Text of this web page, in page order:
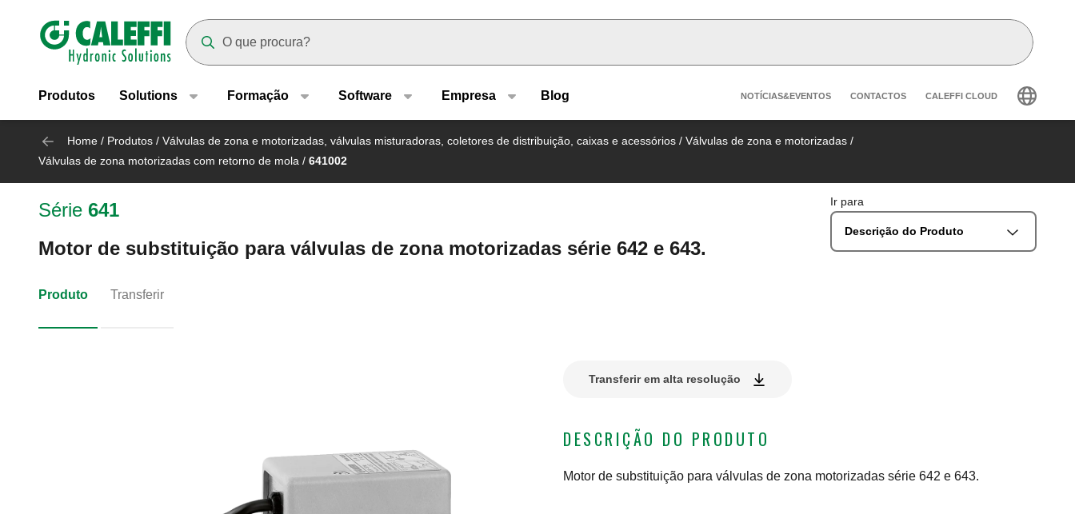
Header main navigation
Produtos Solutions Formação Software Empresa Blog Header secondary navigation
NOTÍCIAS&EVENTOS CONTACTOS CALEFFI CLOUD
Home / Produtos / Válvulas de zona e motorizadas, válvulas misturadoras, coletores de distribuição, caixas e acessórios / Válvulas de zona e motorizadas /
Válvulas de zona motorizadas com retorno de mola / 641002
Série 641
Motor de substituição para válvulas de zona motorizadas série 642 e 643.
Ir para
Descrição do Produto
Produto Transferir
Transferir em alta resolução
DESCRIÇÃO DO PRODUTO
Motor de substituição para válvulas de zona motorizadas série 642 e 643.